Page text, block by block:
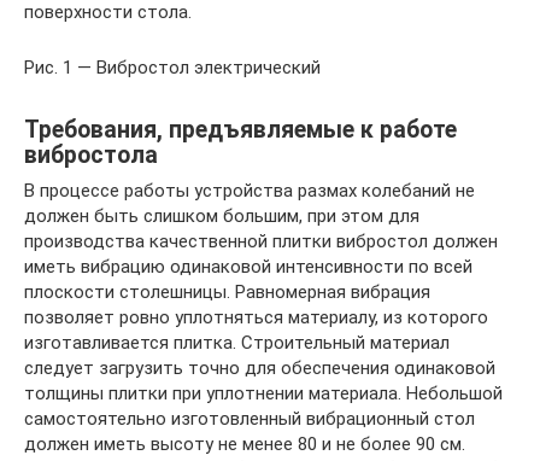
поверхности стола.
Рис. 1 — Вибростол электрический
Требования, предъявляемые к работе
вибростола
В процессе работы устройства размах колебаний не
должен быть слишком большим, при этом для
производства качественной плитки вибростол должен
иметь вибрацию одинаковой интенсивности по всей
плоскости столешницы. Равномерная вибрация
позволяет ровно уплотняться материалу, из которого
изготавливается плитка. Строительный материал
следует загрузить точно для обеспечения одинаковой
толщины плитки при уплотнении материала. Небольшой
самостоятельно изготовленный вибрационный стол
должен иметь высоту не менее 80 и не более 90 см.